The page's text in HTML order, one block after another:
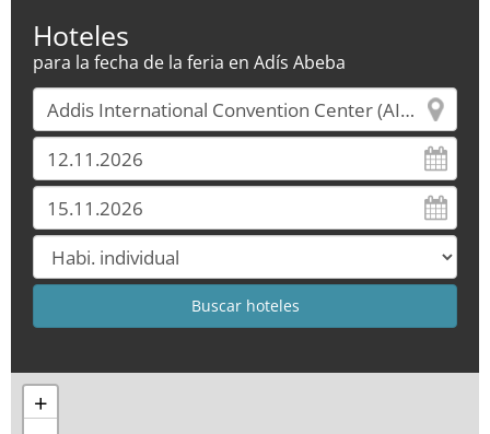
Hoteles
para la fecha de la feria en Adís Abeba
+